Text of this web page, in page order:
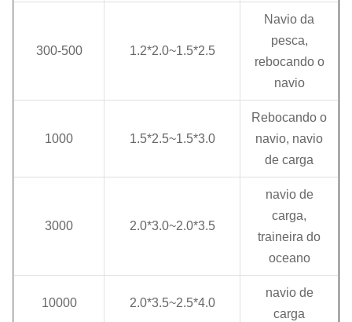
300-500 1.2*2.0~1.5*2.5
Navio da
pesca,
rebocando o
navio
1000 1.5*2.5~1.5*3.0
Rebocando o
navio, navio
de carga
3000 2.0*3.0~2.0*3.5
navio de
carga,
traineira do
oceano
10000 2.0*3.5~2.5*4.0
navio de
carga